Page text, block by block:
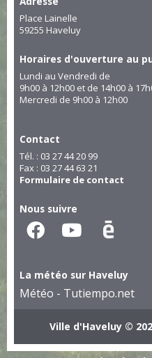
Place Lainelle
59255 Haveluy
Horaires d'ouverture au
Lundi au Vendredi de
9h00 à 12h00 et de 14h00 à
Mercredi de 9h00 à 12h00
Contact
Tél. : 03 27 44 20 99
Fax : 03 27 44 63 21
Formulaire de contact
Nous suivre
La météo sur Haveluy
Météo - Tutiempo.net
Ville d'Haveluy ©